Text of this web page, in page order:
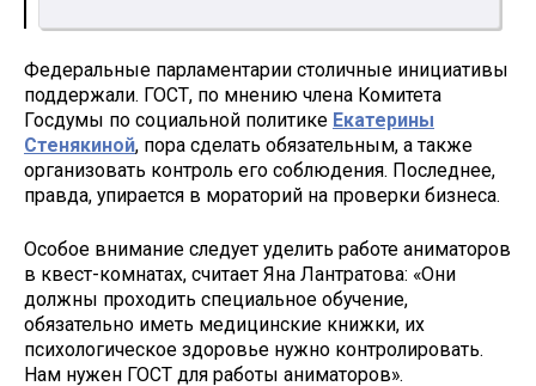
Федеральные парламентарии столичные инициативы
поддержали. ГОСТ, по мнению члена Комитета
Госдумы по социальной политике Екатерины
Стенякиной, пора сделать обязательным, а также
организовать контроль его соблюдения. Последнее,
правда, упирается в мораторий на проверки бизнеса.
Особое внимание следует уделить работе аниматоров
в квест-комнатах, считает Яна Лантратова: «Они
должны проходить специальное обучение,
обязательно иметь медицинские книжки, их
психологическое здоровье нужно контролировать.
Нам нужен ГОСТ для работы аниматоров».